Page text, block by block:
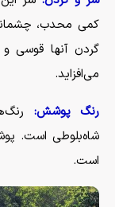
کمی محدب،
گردن آنها قوسی
می‌افزاید.
رنگ پوشش:
شاه‌بلوطی است.
است.